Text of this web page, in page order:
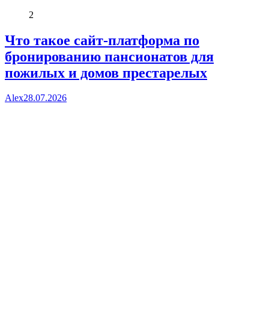
2
Что такое сайт-платформа по
бронированию пансионатов для
пожилых и домов престарелых
Alex28.07.2026